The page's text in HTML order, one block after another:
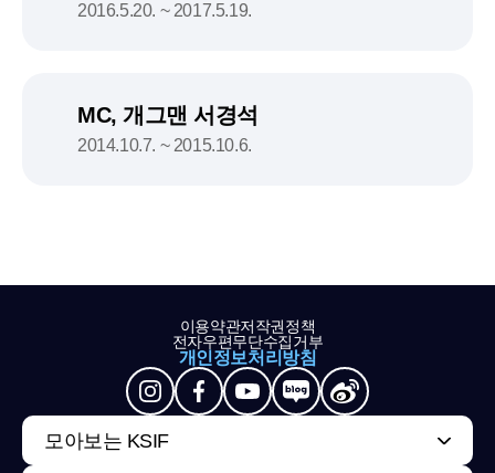
2016.5.20. ~ 2017.5.19.
MC, 개그맨 서경석
2014.10.7. ~ 2015.10.6.
이용약관저작권정책
전자우편무단수집거부
개인정보처리방침
모아보는 KSIF